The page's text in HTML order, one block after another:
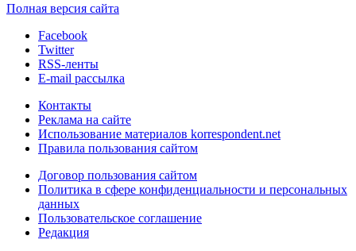
Полная версия сайта
Facebook
Twitter
RSS-ленты
E-mail рассылка
Контакты
Реклама на сайте
Использование материалов korrespondent.net
Правила пользования сайтом
Договор пользования сайтом
Политика в сфере конфиденциальности и персональных
данных
Пользовательское соглашение
Редакция